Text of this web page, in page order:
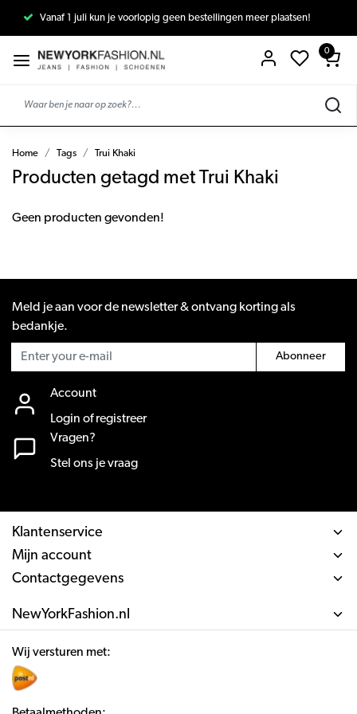
Vanaf 1 juli kun je voorlopig geen bestellingen meer plaatsen!
0
Home Tags Trui Khaki
Producten getagd met Trui Khaki
Geen producten gevonden!
Meld je aan voor de newsletter & ontvang korting als
bedankje.
Abonneer
Account
Login of registreer
Vragen?
Stel ons je vraag
Klantenservice
Mijn account
Contactgegevens
NewYorkFashion.nl
Wij versturen met: